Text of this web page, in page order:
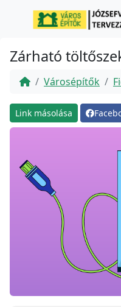
Ugrás a fő tartalomra
Zárható
Városépítők
Link másolása